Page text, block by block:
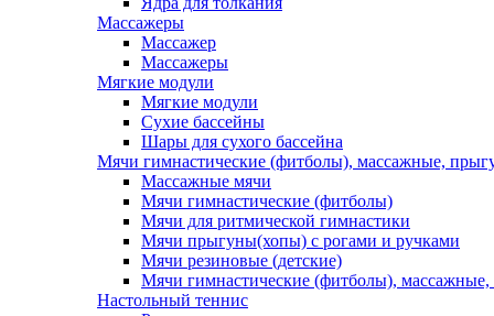
Массажеры
Массажер
Массажеры
Мягкие модули
Мягкие модули
Сухие бассейны
Шары для сухого бассейна
Мячи гимнастические (фитболы), массажные,
Массажные мячи
Мячи гимнастические (фитболы)
Мячи для ритмической гимнастики
Мячи прыгуны(хопы) с рогами и ручками
Мячи резиновые (детские)
Мячи гимнастические (фитболы),
Настольный теннис